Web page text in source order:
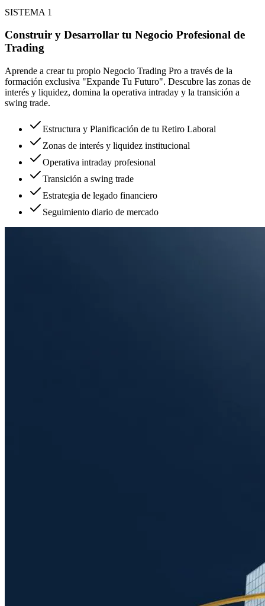
SISTEMA 1
Construir y Desarrollar tu Negocio Profesional de
Trading
Aprende a crear tu propio Negocio Trading Pro a través de la
formación exclusiva "Expande Tu Futuro". Descubre las zonas de
interés y liquidez, domina la operativa intraday y la transición a
swing trade.
Estructura y Planificación de tu Retiro Laboral
Zonas de interés y liquidez institucional
Operativa intraday profesional
Transición a swing trade
Estrategia de legado financiero
Seguimiento diario de mercado